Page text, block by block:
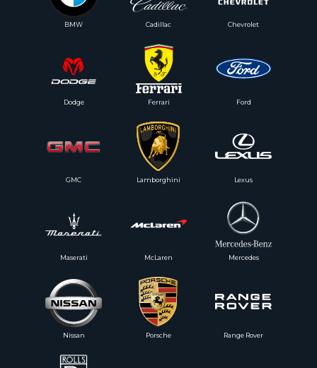
Cadillac Chevrolet
Ferrari
Lamborghini Lexus
Maserati McLaren Mercedes
Nissan
BMW
Range Rover
Porsche
Ford
Dodge
GMC
подобрать автомобиль.
+7